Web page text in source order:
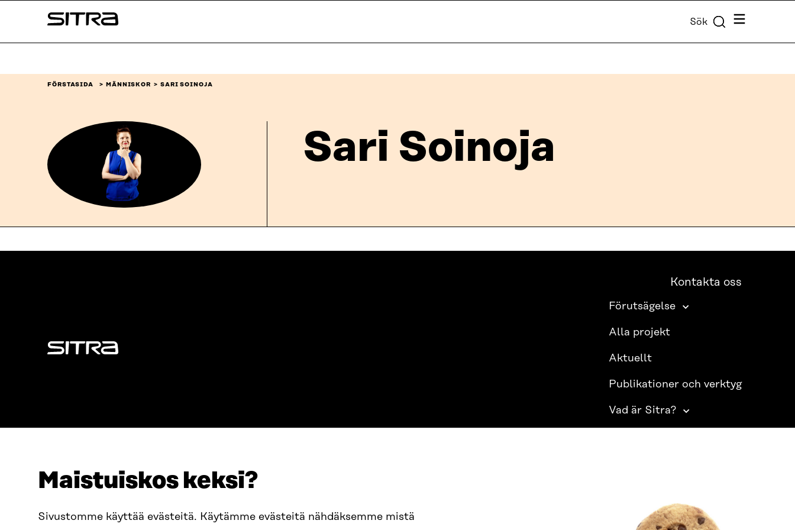
Maistuiskos keksi?
Sivustomme käyttää evästeitä. Käytämme evästeitä nähdäksemme mistä
↓
Sitra Sök Meny
FÖRSTASIDA MÄNNISKOR SARI SOINOJA
Sari Soinoja
Sitra
Kontakta oss
Förutsägelse
Alla projekt
Aktuellt
Publikationer och verktyg
Vad är Sitra?
Östersjögatan 11–13, PB 160,
00181 Helsingfors
+358 294 618 991